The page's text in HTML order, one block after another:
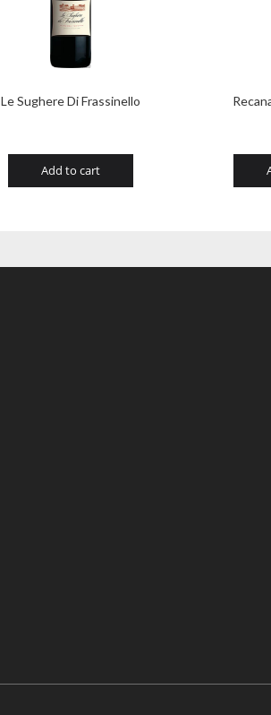
Le Sughere Di Frassinello
Add to cart